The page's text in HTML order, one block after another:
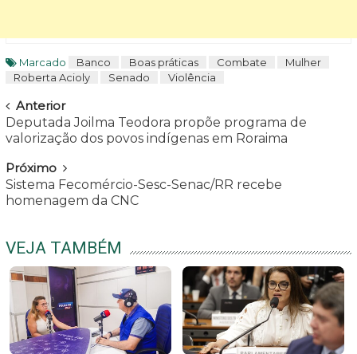
Marcado Banco Boas práticas Combate
Mulher
Roberta Acioly
Senado Violência
Navegar
Anterior
Deputada Joilma Teodora propõe programa de
valorização dos povos indígenas em Roraima
Próximo
Sistema Fecomércio-Sesc-Senac/RR recebe
homenagem da CNC
VEJA TAMBÉM